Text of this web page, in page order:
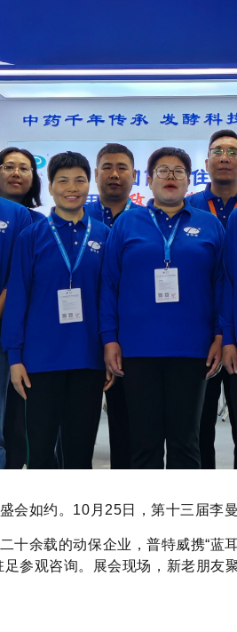
会如约。10月25日，第十三届李
余载的动保企业，普特威携“蓝
参观咨询。展会现场，新老朋友